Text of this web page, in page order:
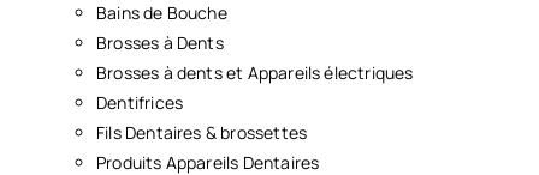
Bains de Bouche
Brosses à Dents
Brosses à dents et Appareils électriques
Dentifrices
Fils Dentaires & brossettes
Produits Appareils Dentaires